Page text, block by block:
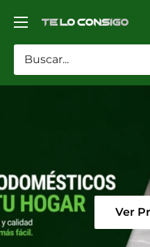
directamente
contenido
TELOCONSIGO